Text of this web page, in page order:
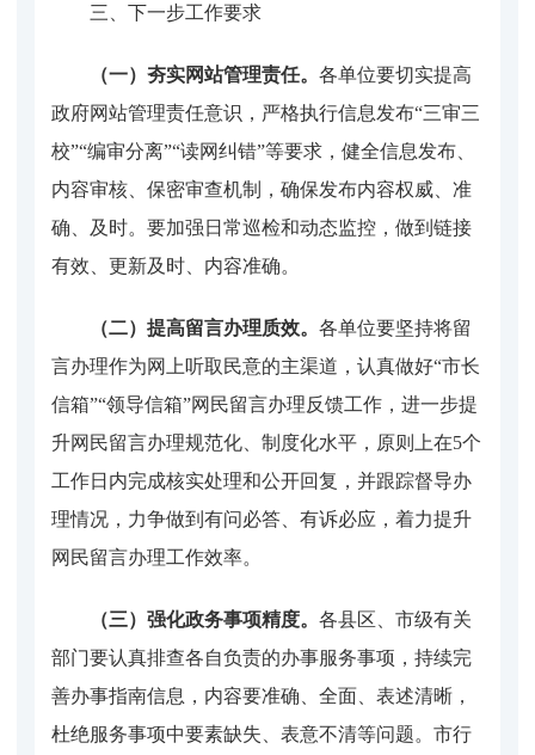
三、下一步工作要求
（一）夯实网站管理责任。 各单位要切实提高
政府网站管理责任意识，严格执行信息发布“三审三
校”“编审分离”“读网纠错”等要求，健全信息发布、
内容审核、保密审查机制，确保发布内容权威、准
确、及时。要加强日常巡检和动态监控，做到链接
有效、更新及时、内容准确。
（二）提高留言办理质效。 各单位要坚持将留
言办理作为网上听取民意的主渠道，认真做好“市长
信箱”“领导信箱”网民留言办理反馈工作，进一步提
升网民留言办理规范化、制度化水平，原则上在5个
工作日内完成核实处理和公开回复，并跟踪督导办
理情况，力争做到有问必答、有诉必应，着力提升
网民留言办理工作效率。
（三）强化政务事项精度。 各县区、市级有关
部门要认真排查各自负责的办事服务事项，持续完
善办事指南信息，内容要准确、全面、表述清晰，
杜绝服务事项中要素缺失、表意不清等问题。市行